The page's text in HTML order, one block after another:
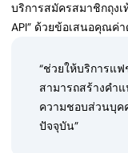
บริการสมัครสมาชิกถุงเ
API” ด้วยข้อเสนอคุณค่า
“ช่วยให้บริการแ
สามารถสร้างคำ
ความชอบส่วนบุค
ปัจจุบัน”